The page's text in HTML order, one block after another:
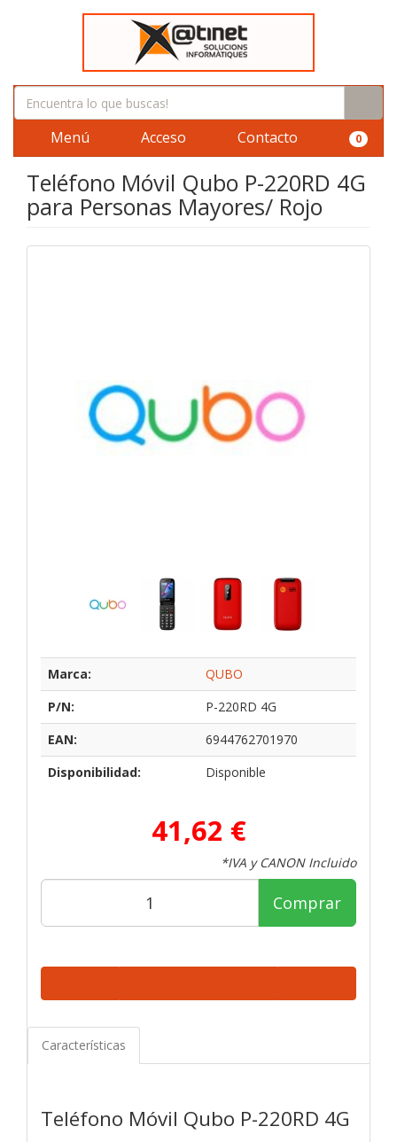
Menú Acceso Contacto 0
Teléfono Móvil Qubo P-220RD 4G
para Personas Mayores/ Rojo
Marca:
QUBO
P/N:
P-220RD 4G
EAN:
6944762701970
Disponibilidad:
Disponible
41,62 €
*IVA y CANON Incluido
Comprar
Características
Teléfono Móvil Qubo P-220RD 4G